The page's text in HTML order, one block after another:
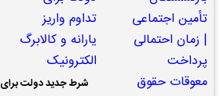
شرط جدید دولت برای